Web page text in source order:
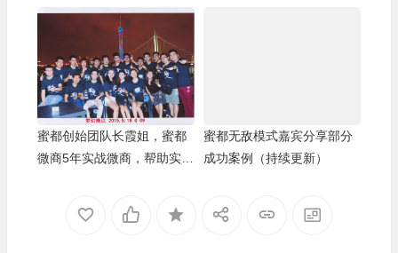
蜜都创始团队长霞姐，蜜都
微商5年实战微商，帮助实体
蜜都无敌模式嘉宾分享部分
成功案例（持续更新）